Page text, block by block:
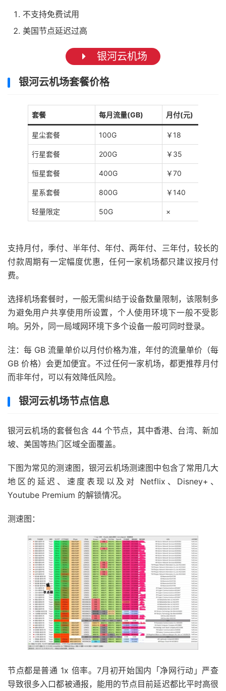
不支持免费试用
美国节点延迟过高
银河云机场
银河云机场套餐价格
套餐 每月流量(GB) 月付(元)
星尘套餐 100G ￥18
行星套餐 200G ￥35
恒星套餐 400G ￥70
星系套餐 800G ￥140
轻量限定 50G ×
支持月付，季付、半年付、年付、两年付、三年付，较长的
付款周期有一定幅度优惠，任何一家机场都只建议按月付
费。
选择机场套餐时，一般无需纠结于设备数量限制，该限制多
为避免用户共享使用所设置，个人使用环境下一般不受影
响。另外，同一局域网环境下多个设备一般可同时登录。
注：每 GB 流量单价以月付价格为准，年付的流量单价（每
GB 价格）会更加便宜。不过任何一家机场，都更推荐月付
而非年付，可以有效降低风险。
银河云机场节点信息
银河云机场的套餐包含 44 个节点，其中香港、台湾、新加
坡、美国等热门区域全面覆盖。
下图为常见的测速图，银河云机场测速图中包含了常用几大
地区的延迟、速度表现以及对 Netflix、Disney+、
Youtube Premium 的解锁情况。
测速图：
节点都是普通 1x 倍率。7月初开始国内「净网行动」严查
导致很多入口都被通报，能用的节点目前延迟都比平时高很